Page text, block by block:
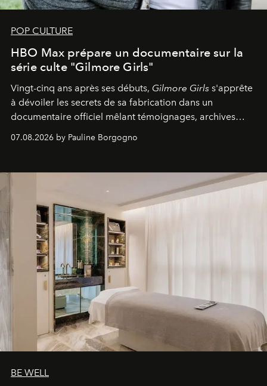
POP CULTURE
HBO Max prépare un documentaire sur la
série culte "Gilmore Girls"
Vingt-cinq ans après ses débuts, Gilmore Girls s'apprête
à dévoiler les secrets de sa fabrication dans un
documentaire officiel mêlant témoignages, archives
inédites et plongée dans les coulisses d'un phénomène
générationnel.
07.08.2026 by Pauline Borgogno
BE WELL